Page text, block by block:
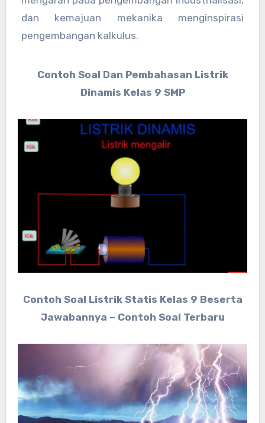
dan kemajuan mekanika menginspirasi
pengembangan kalkulus.
Contoh Soal Dan Pembahasan Listrik
Dinamis Kelas 9 SMP
Contoh Soal Listrik Statis Kelas 9 Beserta
Jawabannya – Contoh Soal Terbaru